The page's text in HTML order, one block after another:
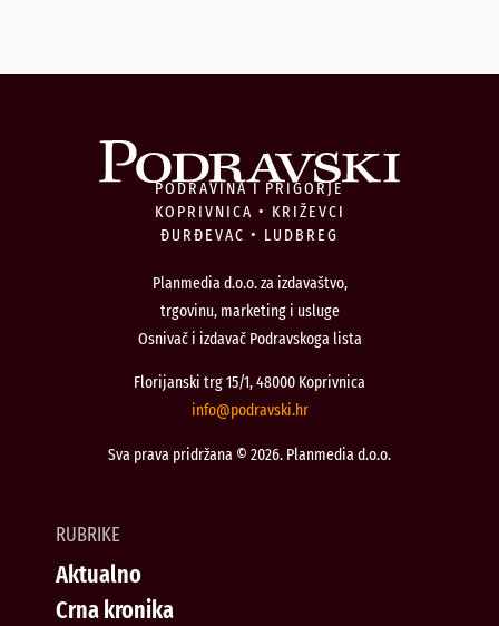
PODRAVINA I PRIGORJE
KOPRIVNICA • KRIŽEVCI
ĐURĐEVAC • LUDBREG
Planmedia d.o.o. za izdavaštvo,
trgovinu, marketing i usluge
Osnivač i izdavač Podravskoga lista
Florijanski trg 15/1, 48000 Koprivnica
rh.iksvardop
@ofni
Sva prava pridržana © 2026. Planmedia d.o.o.
RUBRIKE
Aktualno
Crna kronika